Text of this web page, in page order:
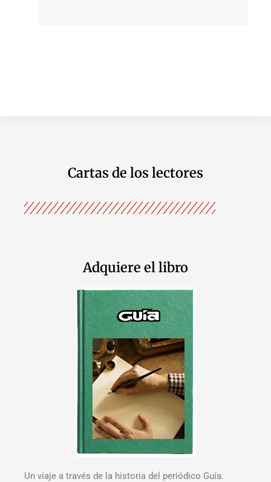
Cartas de los lectores
Adquiere el libro
Un viaje a través de la historia del periódico Guía.